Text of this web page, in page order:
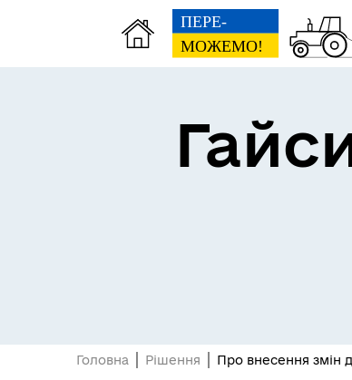
Головна Рішення Про внесення змін